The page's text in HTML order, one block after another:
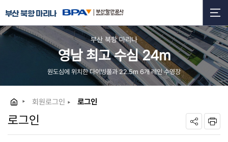
부산 북항 마리나
부산 북항 마리나
영남 최고 수심 24m
원도심에 위치한 다이빙풀과 22.5m 6개 레인 수영장
회원로그인 로그인
로그인